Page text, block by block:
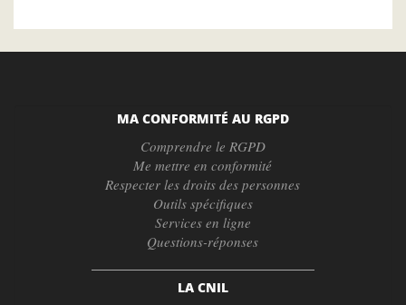
MA CONFORMITÉ AU RGPD
Comprendre le RGPD
Me mettre en conformité
Respecter les droits des personnes
Outils spécifiques
Services en ligne
Questions-réponses
LA CNIL